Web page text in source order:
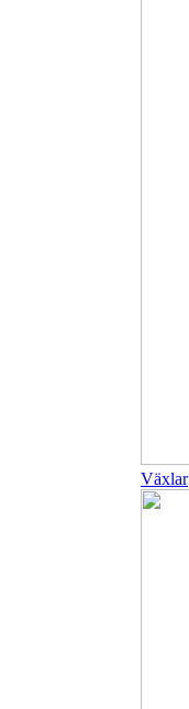
Växlar